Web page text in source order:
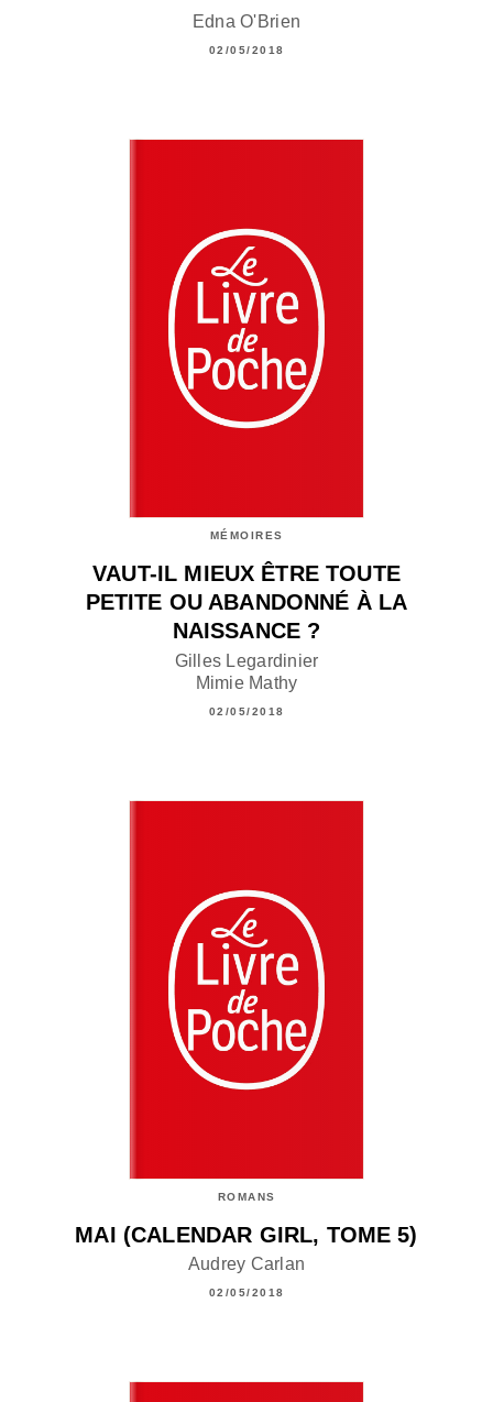
Edna O'Brien
02/05/2018
MÉMOIRES
VAUT-IL MIEUX ÊTRE TOUTE
PETITE OU ABANDONNÉ À LA
NAISSANCE ?
Gilles Legardinier
Mimie Mathy
02/05/2018
ROMANS
MAI (CALENDAR GIRL, TOME 5)
Audrey Carlan
02/05/2018